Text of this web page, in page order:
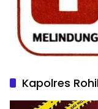
Kapolres